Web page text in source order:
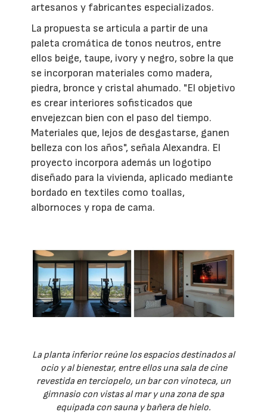
artesanos y fabricantes especializados.
La propuesta se articula a partir de una
paleta cromática de tonos neutros, entre
ellos beige, taupe, ivory y negro, sobre la que
se incorporan materiales como madera,
piedra, bronce y cristal ahumado. "El objetivo
es crear interiores sofisticados que
envejezcan bien con el paso del tiempo.
Materiales que, lejos de desgastarse, ganen
belleza con los años", señala Alexandra. El
proyecto incorpora además un logotipo
diseñado para la vivienda, aplicado mediante
bordado en textiles como toallas,
albornoces y ropa de cama.
La planta inferior reúne los espacios destinados al
ocio y al bienestar, entre ellos una sala de cine
revestida en terciopelo, un bar con vinoteca, un
gimnasio con vistas al mar y una zona de spa
equipada con sauna y bañera de hielo.